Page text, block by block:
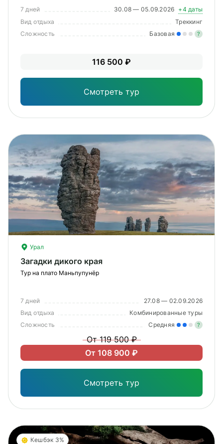
7 дней 30.08 — 05.09.2026 +4 даты
Вид отдыха
Треккинг
Сложность
Базовая ?
116 500 ₽
Смотреть тур
Урал
Загадки дикого края
Тур на плато Маньпупунёр
7 дней
27.08 — 02.09.2026
Вид отдыха
Комбинированные туры
Сложность
Средняя ?
От 119 500 ₽
От 108 900 ₽
Смотреть тур
Кешбэк 3%